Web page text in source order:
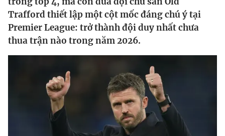
Sự kiện
Bóng đá
Thể thao Điện tử
Các môn khác
Trafford thiết lập một cột mốc đáng chú ý tại
Premier League: trở thành đội duy nhất chưa
thua trận nào trong năm 2026.